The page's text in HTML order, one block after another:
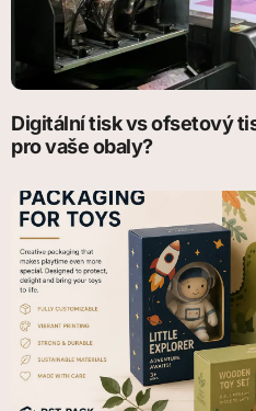
Digitální tisk vs ofsetový
pro vaše obaly?